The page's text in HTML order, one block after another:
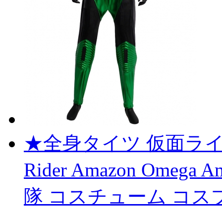
★全身タイツ 仮面ラ
Rider Amazon Omega
隊 コスチューム コス